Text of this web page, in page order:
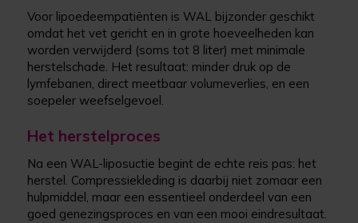
Voor lipoedeempatiënten is WAL bijzonder geschikt
omdat het vet gericht en in grote hoeveelheden kan
worden verwijderd (soms tot 8 liter) met minimale
herstelschade. Het resultaat: minder druk op de
lymfebanen, direct meetbaar volumeverlies, en een
soepeler weefselgevoel.
Het herstelproces
Na een WAL-liposuctie begint de echte reis pas: het
herstel. Compressiekleding is daarbij niet zomaar een
hulpmiddel, maar een essentieel onderdeel van een
goed genezingsproces en van een mooi eindresultaat.